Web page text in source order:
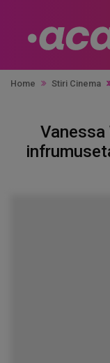
Home Stiri Cinema